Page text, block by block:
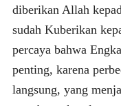
diberikan Allah
sudah Kuberikan
percaya bahwa
penting, karena
langsung, yang